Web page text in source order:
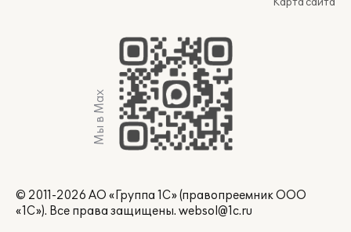
Мы в Max
© 2011-2026 АО «Группа 1С» (правопреемник ООО
«1С»). Все права защищены. websol@1c.ru